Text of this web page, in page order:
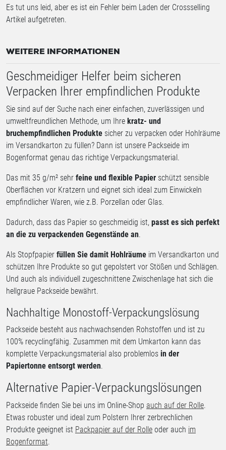
Es tut uns leid, aber es ist ein Fehler beim Laden der Crossselling
Artikel aufgetreten.
WEITERE INFORMATIONEN
Geschmeidiger Helfer beim sicheren
Verpacken Ihrer empfindlichen Produkte
Sie sind auf der Suche nach einer einfachen, zuverlässigen und
umweltfreundlichen Methode, um Ihre kratz- und
bruchempfindlichen Produkte sicher zu verpacken oder Hohlräume
im Versandkarton zu füllen? Dann ist unsere Packseide im
Bogenformat genau das richtige Verpackungsmaterial.
Das mit 35 g/m² sehr feine und flexible Papier schützt sensible
Oberflächen vor Kratzern und eignet sich ideal zum Einwickeln
empfindlicher Waren, wie z.B. Porzellan oder Glas.
Dadurch, dass das Papier so geschmeidig ist, passt es sich perfekt
an die zu verpackenden Gegenstände an.
Als Stopfpapier füllen Sie damit Hohlräume im Versandkarton und
schützen Ihre Produkte so gut gepolstert vor Stößen und Schlägen.
Und auch als individuell zugeschnittene Zwischenlage hat sich die
hellgraue Packseide bewährt.
Nachhaltige Monostoff-Verpackungslösung
Packseide besteht aus nachwachsenden Rohstoffen und ist zu
100% recyclingfähig. Zusammen mit dem Umkarton kann das
komplette Verpackungsmaterial also problemlos in der
Papiertonne entsorgt werden.
Alternative Papier-Verpackungslösungen
Packseide finden Sie bei uns im Online-Shop auch auf der Rolle.
Etwas robuster und ideal zum Polstern Ihrer zerbrechlichen
Produkte geeignet ist Packpapier auf der Rolle oder auch im
Bogenformat.